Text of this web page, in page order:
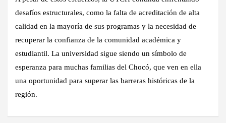
desafíos estructurales, como la falta de acreditación de alta
calidad en la mayoría de sus programas y la necesidad de
recuperar la confianza de la comunidad académica y
estudiantil. La universidad sigue siendo un símbolo de
esperanza para muchas familias del Chocó, que ven en ella
una oportunidad para superar las barreras históricas de la
región.